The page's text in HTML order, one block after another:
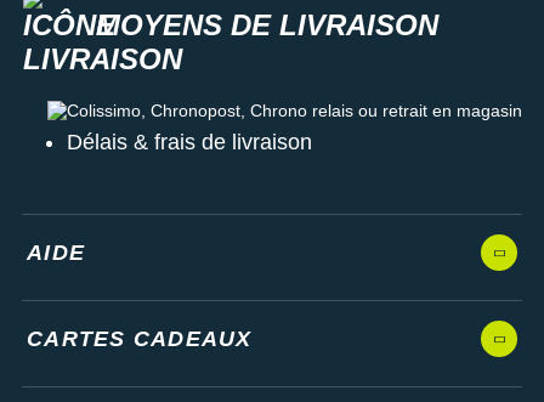
MOYENS DE LIVRAISON
Colissimo, Chronopost, Chrono relais ou retrait en magasin
Délais & frais de livraison
AIDE
CARTES CADEAUX